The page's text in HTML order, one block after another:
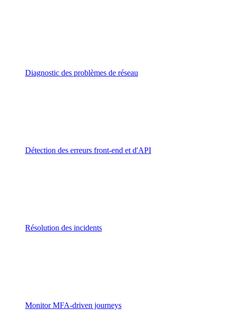
Diagnostic des problèmes de réseau
Détection des erreurs front-end et d'API
Résolution des incidents
Monitor MFA-driven journeys